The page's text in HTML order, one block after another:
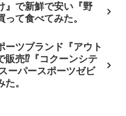
』で新鮮で安い『野
て食べてみた。
ーツブランド『アウト
販売⁉︎『コクーンシテ
ーパースポーツゼビ
。